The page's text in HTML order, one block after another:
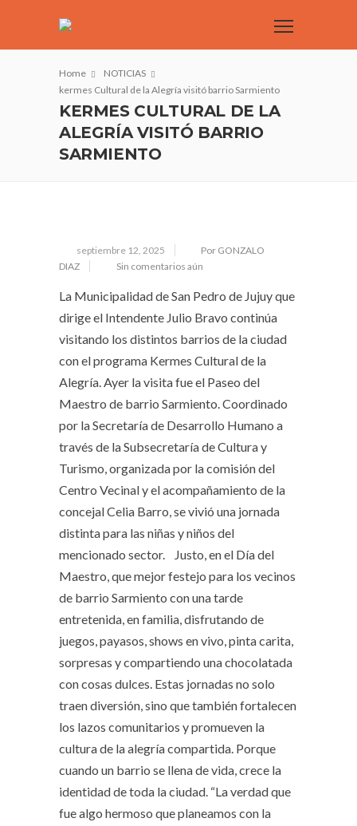
Home
NOTICIAS
kermes Cultural de la Alegría visitó barrio Sarmiento
KERMES CULTURAL DE LA
ALEGRÍA VISITÓ BARRIO
SARMIENTO
septiembre 12, 2025
Por GONZALO
DIAZ
Sin comentarios aún
La Municipalidad de San Pedro de Jujuy que
dirige el Intendente Julio Bravo continúa
visitando los distintos barrios de la ciudad
con el programa Kermes Cultural de la
Alegría. Ayer la visita fue el Paseo del
Maestro de barrio Sarmiento. Coordinado
por la Secretaría de Desarrollo Humano a
través de la Subsecretaría de Cultura y
Turismo, organizada por la comisión del
Centro Vecinal y el acompañamiento de la
concejal Celia Barro, se vivió una jornada
distinta para las niñas y niños del
mencionado sector.
Justo, en el Día del
Maestro, que mejor festejo para los vecinos
de barrio Sarmiento con una tarde
entretenida, en familia, disfrutando de
juegos, payasos, shows en vivo, pinta carita,
sorpresas y compartiendo una chocolatada
con cosas dulces. Estas jornadas no solo
traen diversión, sino que también fortalecen
los lazos comunitarios y promueven la
cultura de la alegría compartida. Porque
cuando un barrio se llena de vida, crece la
identidad de toda la ciudad. “La verdad que
fue algo hermoso que planeamos con la